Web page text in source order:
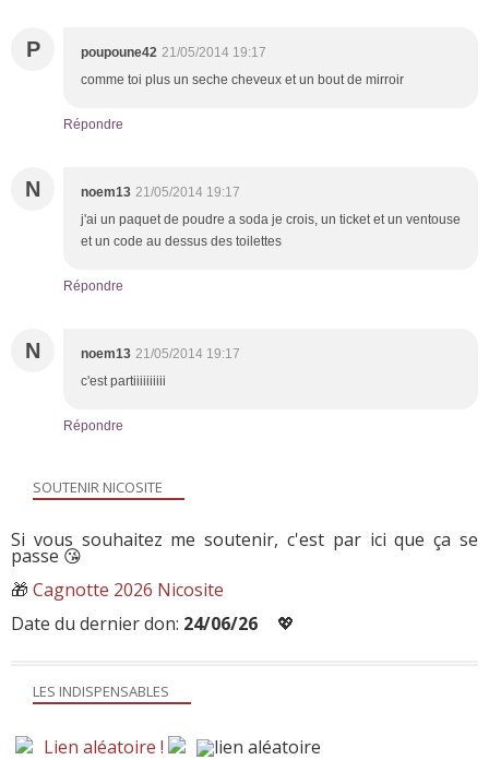
P poupoune42 21/05/2014 19:17
comme toi plus un seche cheveux et un bout de mirroir
Répondre
N noem13 21/05/2014 19:17
j'ai un paquet de poudre a soda je crois, un ticket et un ventouse
et un code au dessus des toilettes
Répondre
N noem13 21/05/2014 19:17
c'est partiiiiiiiiii
Répondre
LES INDISPENSABLES
Lien aléatoire !
SOUTENIR NICOSITE
Si vous souhaitez me soutenir, c'est par ici que ça se
passe 😘
🎁 Cagnotte 2026 Nicosite
Date du dernier don: 24/06/26 💖